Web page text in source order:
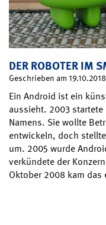
DER ROBOTER IM
Geschrieben am
Ein Android ist ein
aussieht. 2003 startete
Namens. Sie wollte
entwickeln, doch
um. 2005 wurde
verkündete der
Oktober 2008 kam